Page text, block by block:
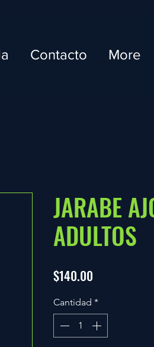
Contacto More
JARABE
ADULTOS
$140.00
Cantidad *